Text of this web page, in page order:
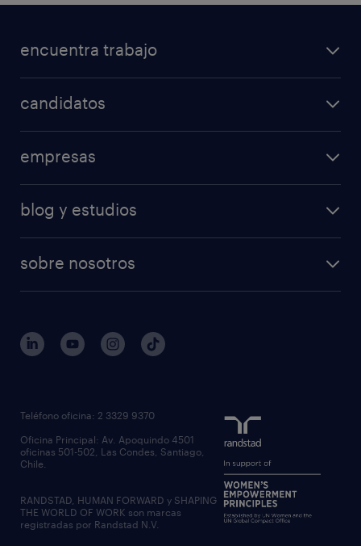
encuentra trabajo
candidatos
empresas
blog y estudios
sobre nosotros
Teléfono oficina: 2 3329 9370
Oficina Principal: Av. Apoquindo 4501
oficinas 501-502, Las Condes, Santiago,
Chile.
RANDSTAD, HUMAN FORWARD y SHAPING
THE WORLD OF WORK son marcas
registradas por Randstad N.V.